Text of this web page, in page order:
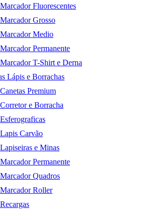
Marcador Fluorescentes
Marcador Grosso
Marcador Medio
Marcador Permanente
Marcador T-Shirt e Derna
Lápis e Borrachas
Canetas Premium
Corretor e Borracha
Esferograficas
Lapis Carvão
Lapiseiras e Minas
Marcador Permanente
Marcador Quadros
Marcador Roller
Recargas